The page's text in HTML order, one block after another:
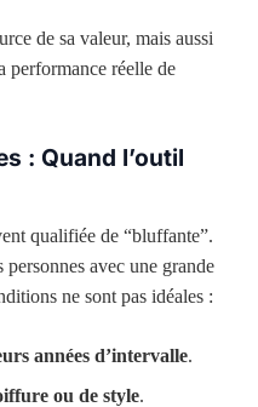
de sa valeur, mais aussi
performance réelle de
: Quand l’outil
qualifiée de “bluffante”.
avec une grande
ne sont pas idéales :
années d’intervalle.
ou de style.